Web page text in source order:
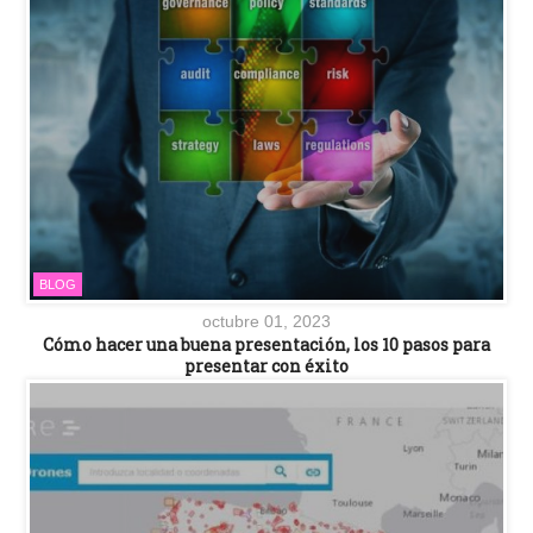
BLOG
octubre 01, 2023
Cómo hacer una buena presentación, los 10 pasos para
presentar con éxito